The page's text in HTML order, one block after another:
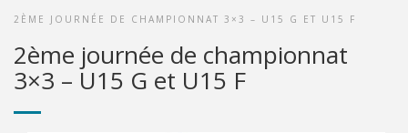
2ÈME JOURNÉE DE CHAMPIONNAT 3×3 – U15 G ET U15 F
2ème journée de championnat
3×3 – U15 G et U15 F